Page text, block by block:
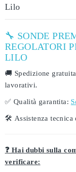
Lilo
🔧 SONDE
REGOLATORI
LILO
🚚 Spedizione gratuita
lavorativi.
✅ Qualità garantita:
🛠️ Assistenza tecnica
❓ Hai dubbi sulla
verificare: